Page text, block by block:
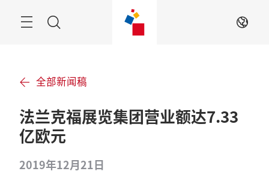
ZH
全部新闻稿
法兰克福展览集团营业额达7.33
亿欧元
2019年12月21日